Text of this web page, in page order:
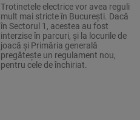
Trotinetele electrice vor avea reguli
mult mai stricte în București. Dacă
în Sectorul 1, acestea au fost
interzise în parcuri, și la locurile de
joacă și Primăria generală
pregătește un regulament nou,
pentru cele de închiriat.